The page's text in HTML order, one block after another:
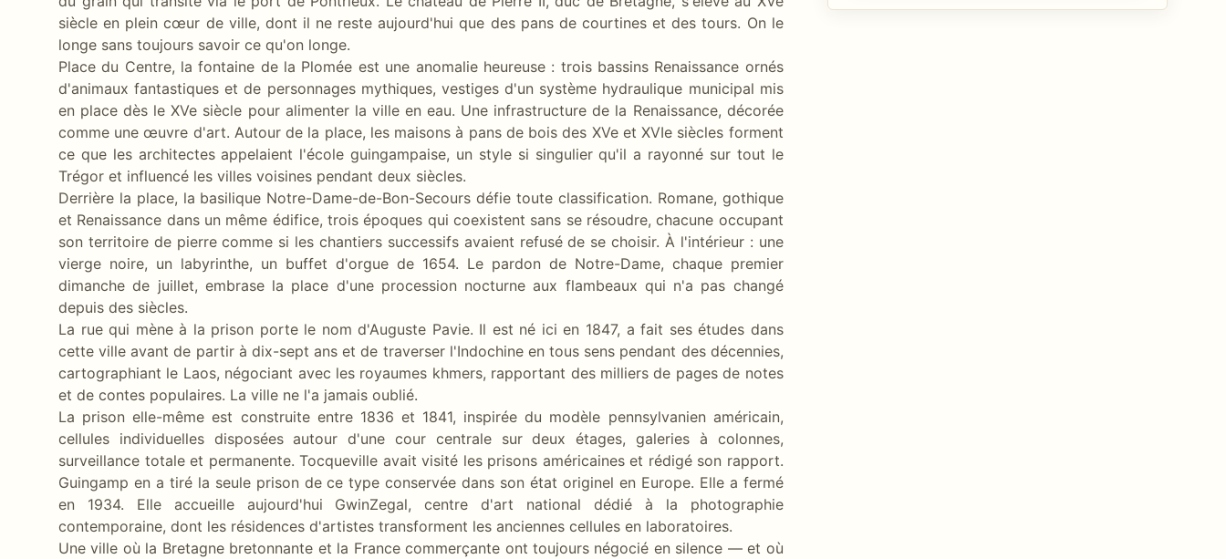
siècle en plein cœur de ville, dont il ne reste aujourd'hui que des pans de courtines et des tours. On le
longe sans toujours savoir ce qu'on longe.
Place du Centre, la fontaine de la Plomée est une anomalie heureuse : trois bassins Renaissance ornés
d'animaux fantastiques et de personnages mythiques, vestiges d'un système hydraulique municipal mis
en place dès le XVe siècle pour alimenter la ville en eau. Une infrastructure de la Renaissance, décorée
comme une œuvre d'art. Autour de la place, les maisons à pans de bois des XVe et XVIe siècles forment
ce que les architectes appelaient l'école guingampaise, un style si singulier qu'il a rayonné sur tout le
Trégor et influencé les villes voisines pendant deux siècles.
Derrière la place, la basilique Notre-Dame-de-Bon-Secours défie toute classification. Romane, gothique
et Renaissance dans un même édifice, trois époques qui coexistent sans se résoudre, chacune occupant
son territoire de pierre comme si les chantiers successifs avaient refusé de se choisir. À l'intérieur : une
vierge noire, un labyrinthe, un buffet d'orgue de 1654. Le pardon de Notre-Dame, chaque premier
dimanche de juillet, embrase la place d'une procession nocturne aux flambeaux qui n'a pas changé
depuis des siècles.
La rue qui mène à la prison porte le nom d'Auguste Pavie. Il est né ici en 1847, a fait ses études dans
cette ville avant de partir à dix-sept ans et de traverser l'Indochine en tous sens pendant des décennies,
cartographiant le Laos, négociant avec les royaumes khmers, rapportant des milliers de pages de notes
et de contes populaires. La ville ne l'a jamais oublié.
La prison elle-même est construite entre 1836 et 1841, inspirée du modèle pennsylvanien américain,
cellules individuelles disposées autour d'une cour centrale sur deux étages, galeries à colonnes,
surveillance totale et permanente. Tocqueville avait visité les prisons américaines et rédigé son rapport.
Guingamp en a tiré la seule prison de ce type conservée dans son état originel en Europe. Elle a fermé
en 1934. Elle accueille aujourd'hui GwinZegal, centre d'art national dédié à la photographie
contemporaine, dont les résidences d'artistes transforment les anciennes cellules en laboratoires.
Une ville où la Bretagne bretonnante et la France commerçante ont toujours négocié en silence — et où